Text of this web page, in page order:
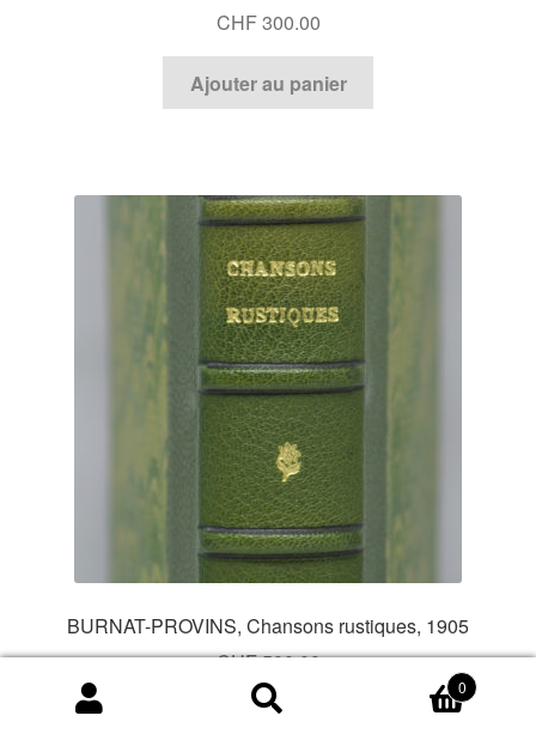
CHF300.00
Ajouter au panier
BURNAT-PROVINS, Chansons rustiques, 1905
CHF500.00
Ajouter au panier
Recherche
Recherche
0